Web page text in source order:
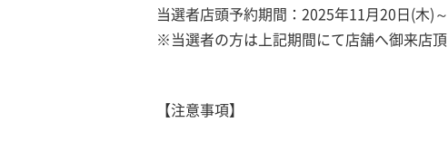
当選者店頭予約期間：2025年11月20日(木)
※当選者の方は上記期間にて店舗へ御来店
【注意事項】